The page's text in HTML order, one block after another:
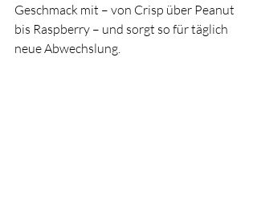
Geschmack mit – von Crisp über Peanut
bis Raspberry – und sorgt so für täglich
neue Abwechslung.